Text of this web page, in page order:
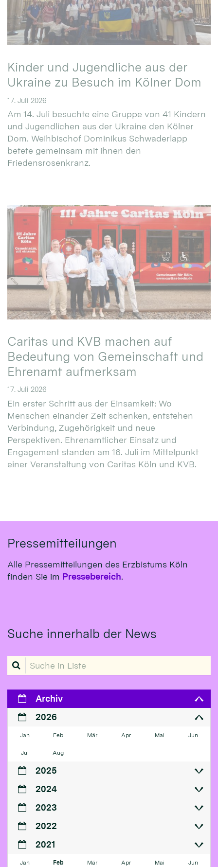
Kinder und Jugendliche aus der
Ukraine zu Besuch im Kölner Dom
17. Juli 2026
Am 14. Juli besuchte eine Gruppe von 41 Kindern
und Jugendlichen aus der Ukraine den Kölner
Dom. Weihbischof Dominikus Schwaderlapp
betete gemeinsam mit ihnen den
Friedensrosenkranz.
Caritas und KVB machen auf
Bedeutung von Gemeinschaft und
Ehrenamt aufmerksam
17. Juli 2026
Ein erster Schritt aus der Einsamkeit: Wo
Menschen einander Zeit schenken, entstehen
Verbindung, Zugehörigkeit und neue
Perspektiven. Ehrenamtlicher Einsatz und
Engagement standen am 16. Juli im Mittelpunkt
einer Veranstaltung von Caritas Köln und KVB.
Pressemitteilungen
Alle Pressemitteilungen des Erzbistums Köln
finden Sie im Pressebereich.
Suche innerhalb der News
Suche in Liste
Archiv
2026
Jan Feb Mär Apr Mai Jun
Jul Aug
2025
2024
2023
2022
2021
Jan Feb Mär Apr Mai Jun